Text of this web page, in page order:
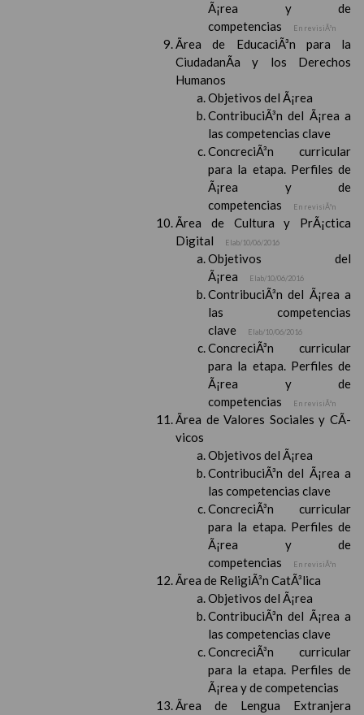
Ã¡rea y de
competencias
En revisiÃ³n
Ãrea de EducaciÃ³n para la
CiudadanÃ­a y los Derechos
Humanos
Objetivos del Ã¡rea
ContribuciÃ³n del Ã¡rea a
las competencias clave
ConcreciÃ³n curricular
para la etapa. Perfiles de
Ã¡rea y de
competencias
En revisiÃ³n
Ãrea de Cultura y PrÃ¡ctica
Digital
Elab/10/06/2016
Objetivos del
Ã¡rea
Elab/10/06/2016
ContribuciÃ³n del Ã¡rea a
las competencias
clave
Elab/10/06/2016
ConcreciÃ³n curricular
para la etapa. Perfiles de
Ã¡rea y de
competencias
En revisiÃ³n
Ãrea de Valores Sociales y CÃ­
vicos
Objetivos del Ã¡rea
ContribuciÃ³n del Ã¡rea a
las competencias clave
ConcreciÃ³n curricular
para la etapa. Perfiles de
Ã¡rea y de
competencias
En revisiÃ³n
Ãrea de ReligiÃ³n CatÃ³lica
Objetivos del Ã¡rea
ContribuciÃ³n del Ã¡rea a
las competencias clave
ConcreciÃ³n curricular
para la etapa. Perfiles de
Ã¡rea y de competencias
Ãrea de Lengua Extranjera